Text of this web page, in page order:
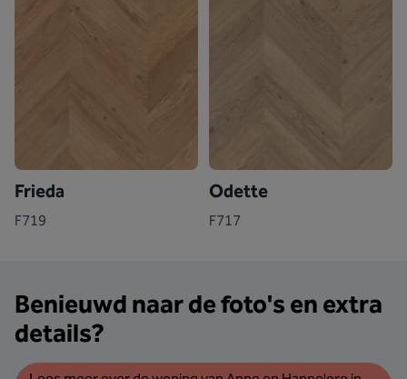
Frieda
F719
Odette
F717
Benieuwd naar de foto's en extra
details?